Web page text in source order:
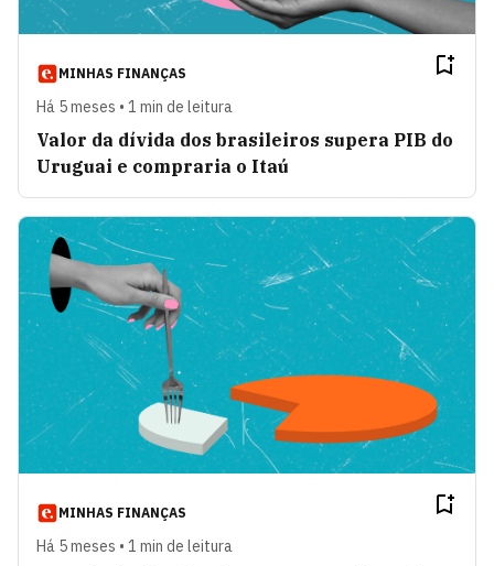
MINHAS FINANÇAS
Há 5 meses • 1 min de leitura
Valor da dívida dos brasileiros supera PIB do
Uruguai e compraria o Itaú
MINHAS FINANÇAS
Há 5 meses • 1 min de leitura